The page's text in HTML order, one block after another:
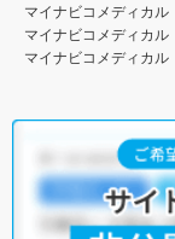
マイナビコメディカル
マイナビコメディカル
マイナビコメディカル